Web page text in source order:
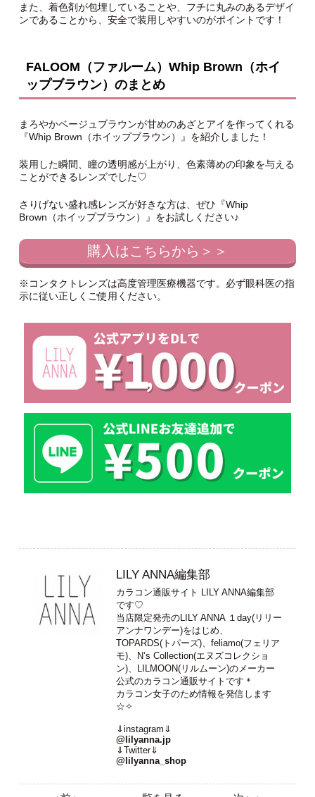
また、着色剤が包埋していることや、フチに丸みのあるデザイ
ンであることから、安全で装用しやすいのがポイントです！
FALOOM（ファルーム）Whip Brown（ホイ
ップブラウン）のまとめ
まろやかベージュブラウンが甘めのあざとアイを作ってくれる
『Whip Brown（ホイップブラウン）』を紹介しました！
装用した瞬間、瞳の透明感が上がり、色素薄めの印象を与える
ことができるレンズでした♡
さりげない盛れ感レンズが好きな方は、ぜひ『Whip
Brown（ホイップブラウン）』をお試しください♪
購入はこちらから＞＞
※コンタクトレンズは高度管理医療機器です。必ず眼科医の指
示に従い正しくご使用ください。
LILY ANNA編集部
カラコン通販サイト LILY ANNA編集部
です♡
当店限定発売のLILY ANNA １day(リリー
アンナワンデー)をはじめ、
TOPARDS(トパーズ)、feliamo(フェリア
モ)、N’s Collection(エヌズコレクショ
ン)、LILMOON(リルムーン)のメーカー
公式のカラコン通販サイトです＊
カラコン女子のため情報を発信します
☆✧
⇓instagram⇓
@lilyanna.jp
⇓Twitter⇓
@lilyanna_shop